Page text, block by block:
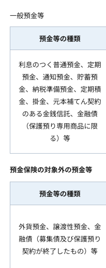
一般預金等
預金等の種類
利息のつく普通預金、定期
預金、通知預金、貯蓄預
金、納税準備預金、定期積
金、掛金、元本補てん契約
のある金銭信託、金融債
（保護預り専用商品に限
る）等
預金保険の対象外の預金等
預金等の種類
外貨預金、譲渡性預金、金
融債（募集債及び保護預り
契約が終了したもの）等